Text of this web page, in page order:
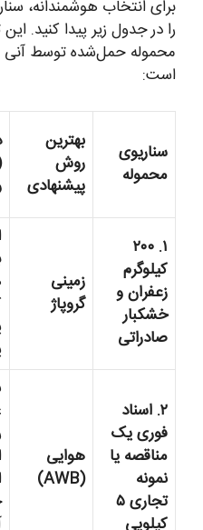
برای انتخاب هوشمندانه،
را در جدول زیر پیدا کنید.
است:
سناریوی
محموله
بهترین
روش
پیشنهادی
۱. ۲۰۰
کیلوگرم
زعفران و
خشکبار
صادراتی
زمینی
گروپاژ
۲. اسناد
فوری یک
مناقصه یا
نمونه
تجاری ۵
کیلویی
هوایی